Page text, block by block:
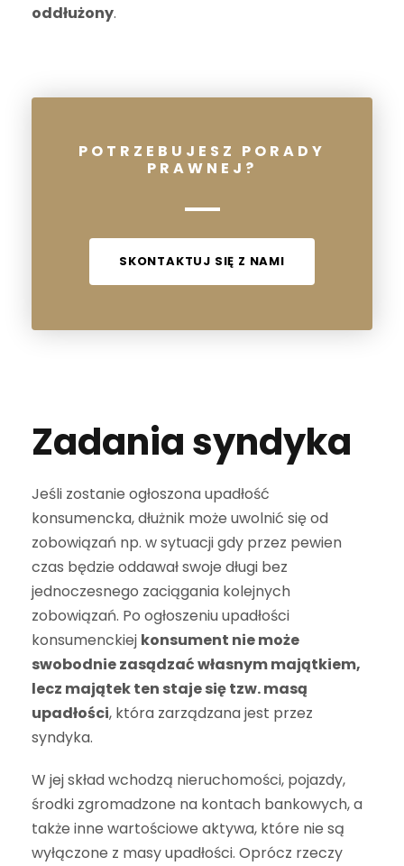
oddłużony.
POTRZEBUJESZ PORADY
PRAWNEJ?
SKONTAKTUJ SIĘ Z NAMI
Zadania syndyka
Jeśli zostanie ogłoszona upadłość
konsumencka, dłużnik może uwolnić się od
zobowiązań np. w sytuacji gdy przez pewien
czas będzie oddawał swoje długi bez
jednoczesnego zaciągania kolejnych
zobowiązań. Po ogłoszeniu upadłości
konsumenckiej konsument nie może
swobodnie zasądzać własnym majątkiem,
lecz majątek ten staje się tzw. masą
upadłości, która zarządzana jest przez
syndyka.
W jej skład wchodzą nieruchomości, pojazdy,
środki zgromadzone na kontach bankowych, a
także inne wartościowe aktywa, które nie są
wyłączone z masy upadłości. Oprócz rzeczy